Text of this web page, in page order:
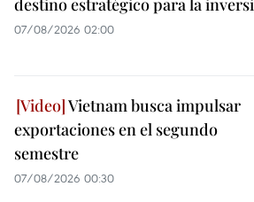
destino estratégico para la
07/08/2026 02:00
Vietnam busca impulsar
exportaciones en el segundo
semestre
07/08/2026 00:30